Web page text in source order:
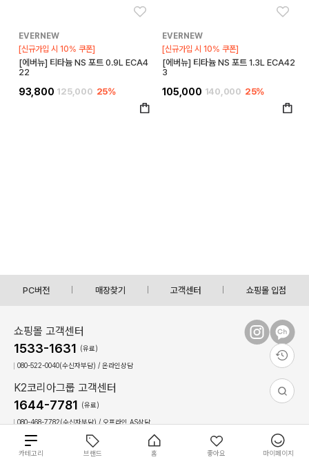
EVERNEW
[신규가입 시 10% 쿠폰]
[에버뉴] 티타늄 NS 포트 0.9L ECA4
22
93,800 125,000 25%
EVERNEW
[신규가입 시 10% 쿠폰]
[에버뉴] 티타늄 NS 포트 1.3L ECA42
3
105,000 140,000 25%
PC버전 매장찾기 고객센터 쇼핑몰 입점
쇼핑몰 고객센터
1533-1631 (유료)
080-522-0040(수신자부담) / 온라인상담
K2코리아그룹 고객센터
1644-7781 (유료)
080-468-7782(수신자부담) / 오프라인,AS상담
상담시간 : 09:00 ~ 17:30(토,일, 공휴일 휴무)
점심시간 : 12:30 ~ 13:30(상담불가)
카테고리 브랜드 홈 좋아요 마이페이지